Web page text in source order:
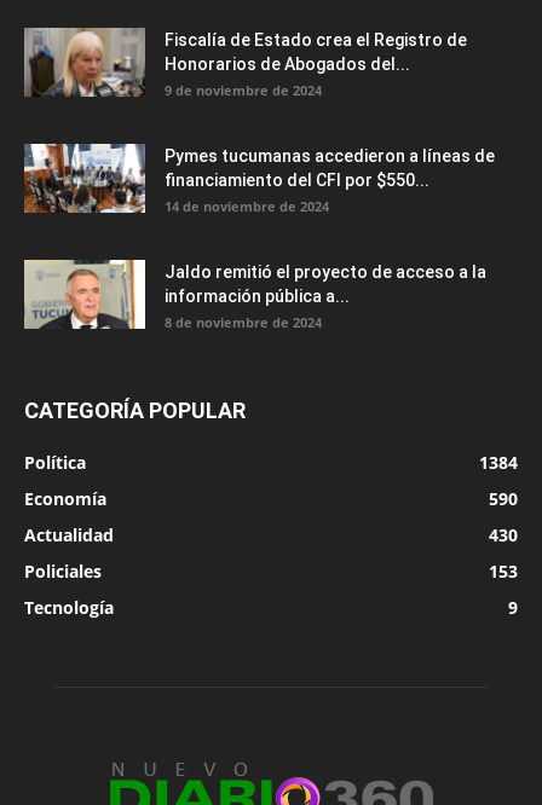
Fiscalía de Estado crea el Registro de
Honorarios de Abogados del...
9 de noviembre de 2024
Pymes tucumanas accedieron a líneas de
financiamiento del CFI por $550...
14 de noviembre de 2024
Jaldo remitió el proyecto de acceso a la
información pública a...
8 de noviembre de 2024
CATEGORÍA POPULAR
Política
1384
Economía
590
Actualidad
430
Policiales
153
Tecnología
9